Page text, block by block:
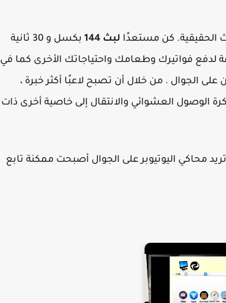
الحقيقية. كن مستعدًا لبث 144
بكسل و 30 ثانية
لدفع فواتيرك وطعامك واحتياجاتك الأخرى كما في
الجوال . من خلال أن تصبح لاعبًا أكثر خبرة ،
الوصول العشوائي والانتقال إلى خاصية أخرى ذات
محاكي اليوتيوبر على الجوال أصبحت ممكنة تابع